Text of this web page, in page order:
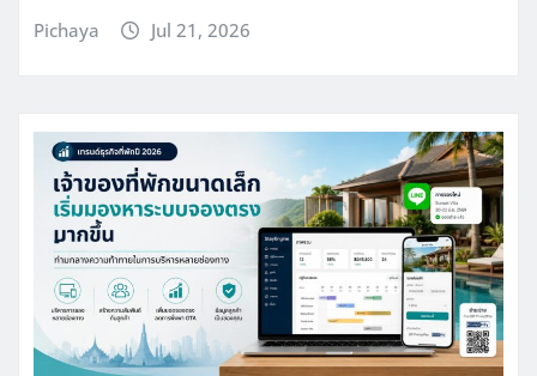
Pichaya Jul 21, 2026